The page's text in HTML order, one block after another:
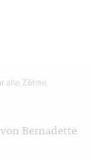
alle Zähne
Bernadette